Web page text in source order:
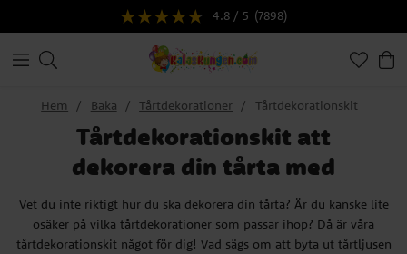
4.8 / 5 (7898)
Hem Baka Tårtdekorationer Tårtdekorationskit
Tårtdekorationskit att
dekorera din tårta med
Vet du inte riktigt hur du ska dekorera din tårta? Är du kanske lite
osäker på vilka tårtdekorationer som passar ihop? Då är våra
tårtdekorationskit något för dig! Vad sägs om att byta ut tårtljusen